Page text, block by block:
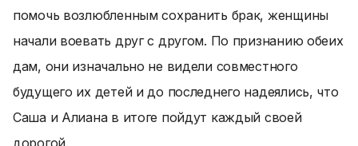
помочь возлюбленным сохранить брак, женщины
начали воевать друг с другом. По признанию обеих
дам, они изначально не видели совместного
будущего их детей и до последнего надеялись, что
Саша и Алиана в итоге пойдут каждый своей
дорогой.